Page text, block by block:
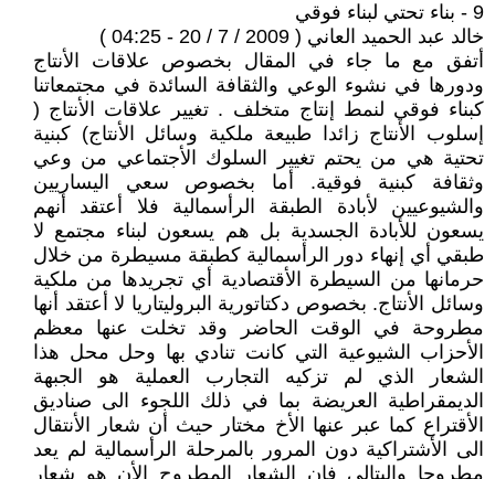
9 - بناء تحتي لبناء فوقي
خالد عبد الحميد العاني ( 2009 / 7 / 20 - 04:25 )
أتفق مع ما جاء في المقال بخصوص علاقات الأنتاج
ودورها في نشوء الوعي والثقافة السائدة في مجتمعاتنا
كبناء فوقي لنمط إنتاج متخلف . تغيير علاقات الأنتاج (
إسلوب الأنتاج زائدا طبيعة ملكية وسائل الأنتاج) كبنية
تحتية هي من يحتم تغيير السلوك الأجتماعي من وعي
وثقافة كبنية فوقية. أما بخصوص سعي اليساريين
والشيوعيين لأبادة الطبقة الرأسمالية فلا أعتقد أنهم
يسعون للأبادة الجسدية بل هم يسعون لبناء مجتمع لا
طبقي أي إنهاء دور الرأسمالية كطبقة مسيطرة من خلال
حرمانها من السيطرة الأقتصادية أي تجريدها من ملكية
وسائل الأنتاج. بخصوص دكتاتورية البروليتاريا لا أعتقد أنها
مطروحة في الوقت الحاضر وقد تخلت عنها معظم
الأحزاب الشيوعية التي كانت تنادي بها وحل محل هذا
الشعار الذي لم تزكيه التجارب العملية هو الجبهة
الديمقراطية العريضة بما في ذلك اللجوء الى صناديق
الأقتراع كما عبر عنها الأخ مختار حيث أن شعار الأنتقال
الى الأشتراكية دون المرور بالمرحلة الرأسمالية لم يعد
مطروحا والبتالي فإن الشعار المطروح الأن هو شعار